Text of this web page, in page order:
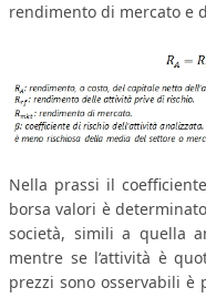
BROCHURE CE.S.E.D.
LA RIVISTA
COMITATO EDITORIALE
REDAZIONE
PEER REVIEW
rendimento di mercato e
Nella prassi il
borsa valori è
società, simili a quella
mentre se l’attività è
prezzi sono osservabili è